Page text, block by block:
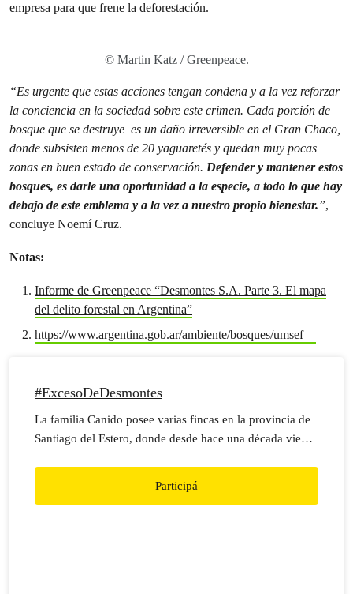
empresa para que frene la deforestación.
© Martin Katz / Greenpeace.
“Es urgente que estas acciones tengan condena y a la vez reforzar
la conciencia en la sociedad sobre este crimen. Cada porción de
bosque que se destruye es un daño irreversible en el Gran Chaco,
donde subsisten menos de 20 yaguaretés y quedan muy pocas
zonas en buen estado de conservación. Defender y mantener estos
bosques, es darle una oportunidad a la especie, a todo lo que hay
debajo de este emblema y a la vez a nuestro propio bienestar.”,
concluye Noemí Cruz.
Notas:
Informe de Greenpeace “Desmontes S.A. Parte 3. El mapa
del delito forestal en Argentina”
https://www.argentina.gob.ar/ambiente/bosques/umsef
#ExcesoDeDesmontes
La familia Canido posee varias fincas en la provincia de
Santiago del Estero, donde desde hace una década viene
Participá